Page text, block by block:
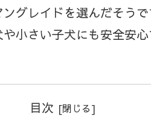
グレイドを選んだそう
小さい子犬にも安全安心
目次